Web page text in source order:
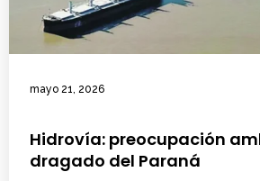
mayo 21, 2026
Hidrovía: preocupación
dragado del Paraná